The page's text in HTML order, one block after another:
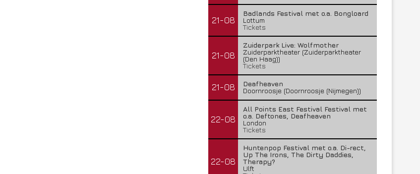
21-08
Badlands Festival met o.a. Bongloard
Lottum
Tickets
21-08
Zuiderpark Live: Wolfmother
Zuiderparktheater (Zuiderparktheater
(Den Haag))
Tickets
21-08
Deafheaven
Doornroosje (Doornroosje (Nijmegen))
22-08
All Points East Festival Festival met
o.a. Deftones, Deafheaven
London
Tickets
22-08
Huntenpop Festival met o.a. Di-rect,
Up The Irons, The Dirty Daddies,
Therapy?
Ulft